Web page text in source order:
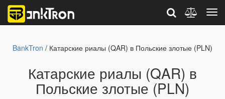
BankTron / Катарские риалы (QAR) в Польские злотые (PLN)
Катарские риалы (QAR) в
Польские злотые (PLN)